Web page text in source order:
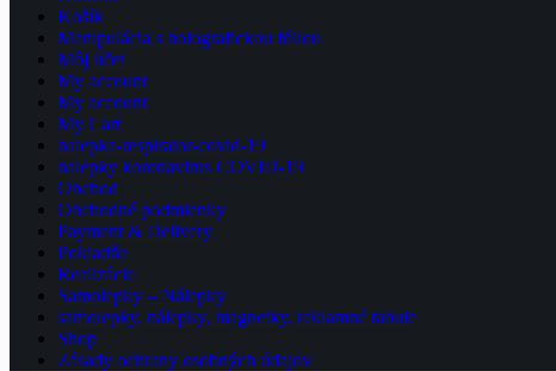
Košík
Manipulácia s holografickou fóliou
Môj účet
My account
My account
My Cart
nalepka-respirator-covid-19
nalepky koronavirus COVID-19
Obchod
Obchodné podmienky
Payment & Delivery
Pokladňa
Realizácie
Samolepky – Nálepky
samolepky, nálepky, magnetky, reklamné tabule
Shop
Zásady ochrany osobných údajov